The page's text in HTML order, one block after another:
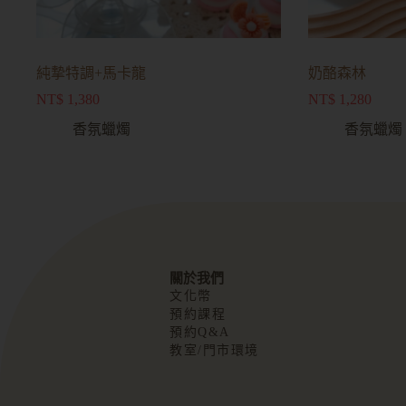
純摯特調+馬卡龍
NT$ 1,380
香氛蠟燭
奶酪森林
NT$ 1,280
香氛蠟燭
關於我們
文化幣
預約課程
預約Q&A
教室/門市環境